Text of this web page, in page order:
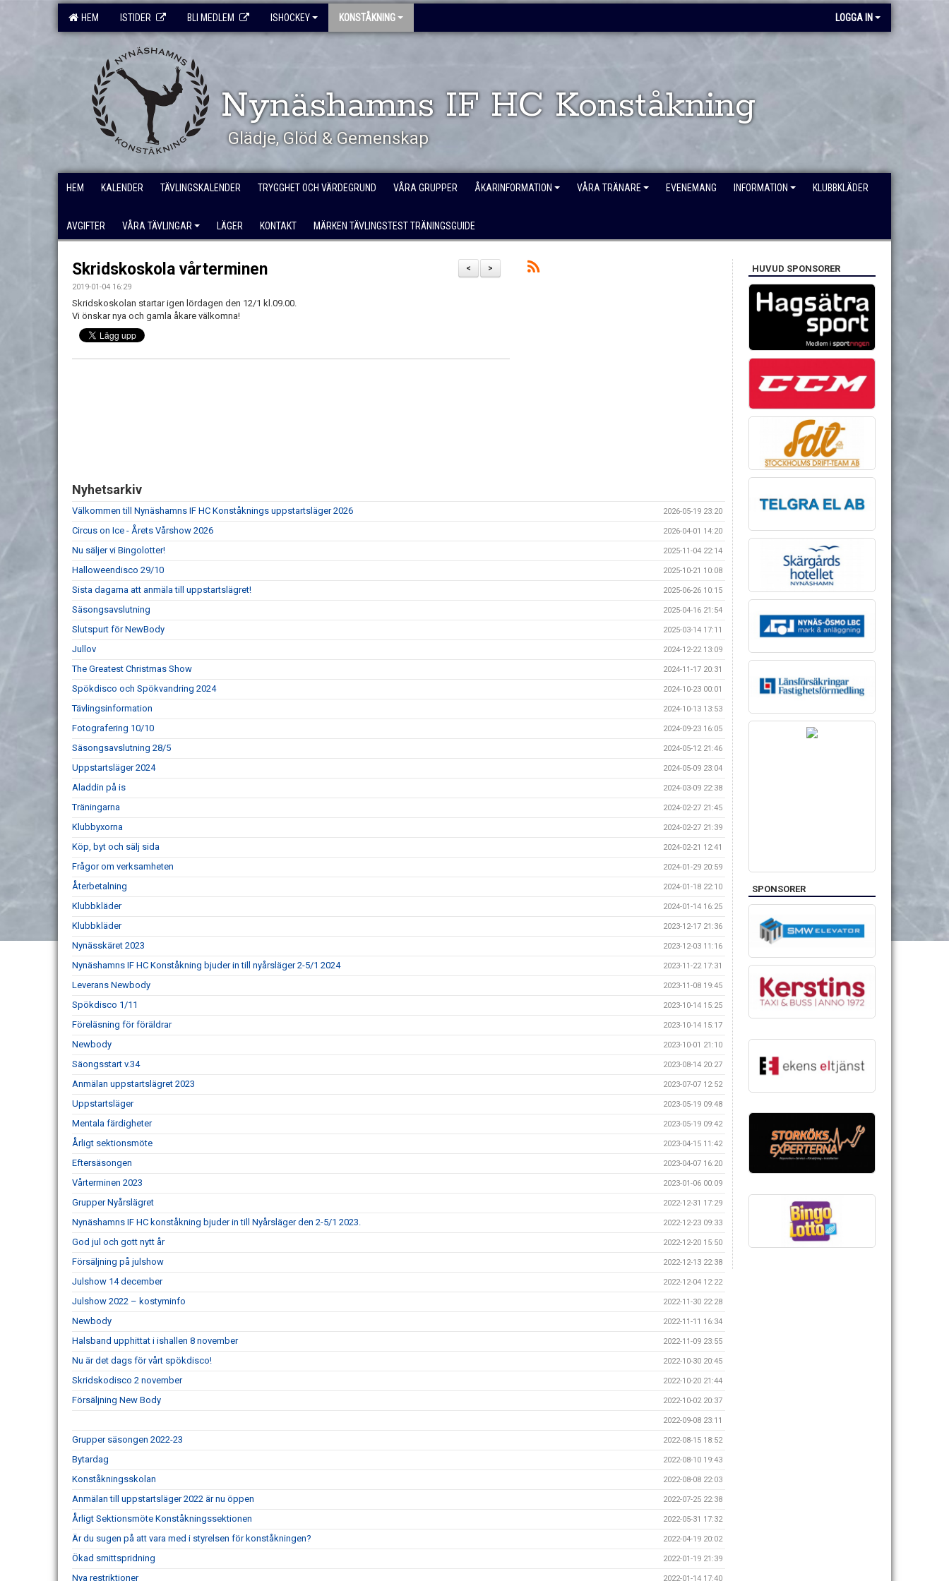
HEM ISTIDER BLI MEDLEM ISHOCKEY KONSTÅKNING LOGGA IN
Nynäshamns IF HC Konståkning
Glädje, Glöd & Gemenskap
HEM KALENDER TÄVLINGSKALENDER TRYGGHET OCH VÄRDEGRUND VÅRA GRUPPER ÅKARINFORMATION VÅRA TRÄNARE EVENEMANG INFORMATION KLUBBKLÄDER
AVGIFTER VÅRA TÄVLINGAR LÄGER KONTAKT MÄRKEN TÄVLINGSTEST TRÄNINGSGUIDE
>
<
Skridskoskola vårterminen
2019-01-04 16:29
Skridskoskolan startar igen lördagen den 12/1 kl.09.00.
Vi önskar nya och gamla åkare välkomna!
Nyhetsarkiv
Välkommen till Nynäshamns IF HC Konståknings uppstartsläger 2026 2026-05-19 23:20
Circus on Ice - Årets Vårshow 2026 2026-04-01 14:20
Nu säljer vi Bingolotter! 2025-11-04 22:14
Halloweendisco 29/10 2025-10-21 10:08
Sista dagarna att anmäla till uppstartslägret! 2025-06-26 10:15
Säsongsavslutning 2025-04-16 21:54
Slutspurt för NewBody 2025-03-14 17:11
Jullov 2024-12-22 13:09
The Greatest Christmas Show 2024-11-17 20:31
Spökdisco och Spökvandring 2024 2024-10-23 00:01
Tävlingsinformation 2024-10-13 13:53
Fotografering 10/10 2024-09-23 16:05
Säsongsavslutning 28/5 2024-05-12 21:46
Uppstartsläger 2024 2024-05-09 23:04
Aladdin på is 2024-03-09 22:38
Träningarna 2024-02-27 21:45
Klubbyxorna 2024-02-27 21:39
Köp, byt och sälj sida 2024-02-21 12:41
Frågor om verksamheten 2024-01-29 20:59
Återbetalning 2024-01-18 22:10
Klubbkläder 2024-01-14 16:25
Klubbkläder 2023-12-17 21:36
Nynässkäret 2023 2023-12-03 11:16
Nynäshamns IF HC Konståkning bjuder in till nyårsläger 2-5/1 2024 2023-11-22 17:31
Leverans Newbody 2023-11-08 19:45
Spökdisco 1/11 2023-10-14 15:25
Föreläsning för föräldrar 2023-10-14 15:17
Newbody 2023-10-01 21:10
Säongsstart v.34 2023-08-14 20:27
Anmälan uppstartslägret 2023 2023-07-07 12:52
Uppstartsläger 2023-05-19 09:48
Mentala färdigheter 2023-05-19 09:42
Årligt sektionsmöte 2023-04-15 11:42
Eftersäsongen 2023-04-07 16:20
Vårterminen 2023 2023-01-06 00:09
Grupper Nyårslägret 2022-12-31 17:29
Nynäshamns IF HC konståkning bjuder in till Nyårsläger den 2-5/1 2023. 2022-12-23 09:33
God jul och gott nytt år 2022-12-20 15:50
Försäljning på julshow 2022-12-13 22:38
Julshow 14 december 2022-12-04 12:22
Julshow 2022 – kostyminfo 2022-11-30 22:28
Newbody 2022-11-11 16:34
Halsband upphittat i ishallen 8 november 2022-11-09 23:55
Nu är det dags för vårt spökdisco! 2022-10-30 20:45
Skridskodisco 2 november 2022-10-20 21:44
Försäljning New Body 2022-10-02 20:37
2022-09-08 23:11
Grupper säsongen 2022-23 2022-08-15 18:52
Bytardag 2022-08-10 19:43
Konståkningsskolan 2022-08-08 22:03
Anmälan till uppstartsläger 2022 är nu öppen 2022-07-25 22:38
Årligt Sektionsmöte Konståkningssektionen 2022-05-31 17:32
Är du sugen på att vara med i styrelsen för konståkningen? 2022-04-19 20:02
Ökad smittspridning 2022-01-19 21:39
Nya restriktioner 2022-01-14 17:40
HUVUD SPONSORER
SPONSORER